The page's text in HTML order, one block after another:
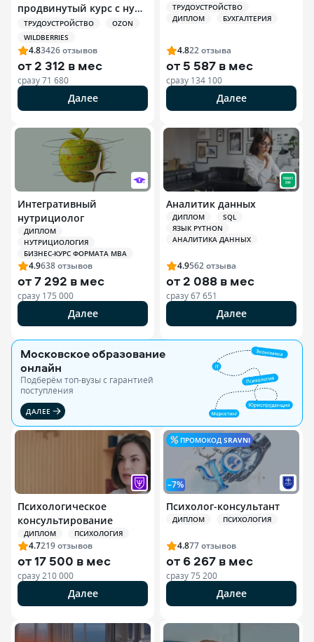
продвинутый курс с нуля
+ ИИ
ТРУДОУСТРОЙСТВО
OZON
WILDBERRIES
4.83426отзывов
от2 312 в мес
сразу71 680
Далее
ТРУДОУСТРОЙСТВО
ДИПЛОМ
БУХГАЛТЕРИЯ
4.822отзыва
от 5 587 в мес
сразу 134 100
Далее
Интегративный
нутрициолог
ДИПЛОМ
НУТРИЦИОЛОГИЯ
БИЗНЕС-КУРС ФОРМАТА MBA
4.9638отзывов
от7 292 в мес
сразу 175 000
Далее
Аналитик данных
ДИПЛОМ
SQL
ЯЗЫК PYTHON
АНАЛИТИКА ДАННЫХ
4.9562отзыва
от2 088 в мес
сразу67 651
Далее
Московское образование
онлайн
Подберём топ-вузы c гарантией
поступления
ДАЛЕЕ
Психологическое
консультирование
ДИПЛОМ ПСИХОЛОГИЯ
4.7219отзывов
от17 500 в мес
сразу 210 000
Далее
ПРОМОКОД SRAVNI
–7%
Психолог-консультант
ДИПЛОМ ПСИХОЛОГИЯ
4.877отзывов
от 6 267 в мес
сразу75 200
Далее